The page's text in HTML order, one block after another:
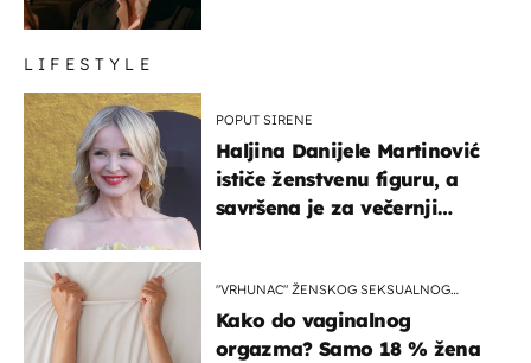
LIFESTYLE
POPUT SIRENE
Haljina Danijele Martinović
ističe ženstvenu figuru, a
savršena je za večernji
"VRHUNAC" ŽENSKOG SEKSUALNOG
Kako do vaginalnog
orgazma? Samo 18 % žena